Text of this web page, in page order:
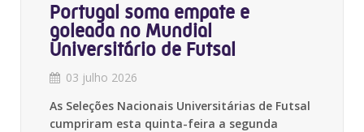
Portugal soma empate e
goleada no Mundial
Universitário de Futsal
03 julho 2026
As Seleções Nacionais Universitárias de Futsal
cumpriram esta quinta-feira a segunda